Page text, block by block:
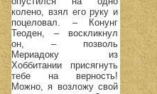
колено, взял его руку и
поцеловал. – Конунг
Теоден, – воскликнул
он, – позволь
Мериадоку из
Хоббитании присягнуть
тебе на верность!
Можно, я возложу свой